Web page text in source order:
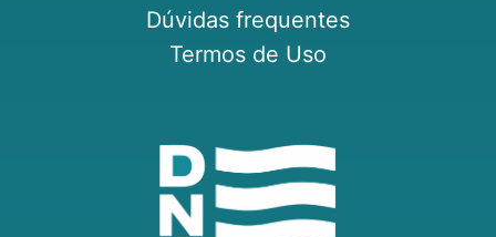
Dúvidas frequentes
Termos de Uso